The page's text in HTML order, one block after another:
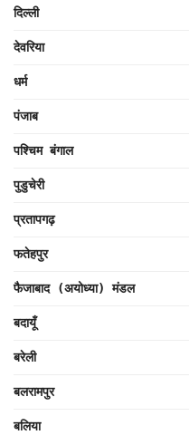
दिल्ली
देवरिया
धर्म
पंजाब
पश्चिम बंगाल
पुडुचेरी
प्रतापगढ़
फतेहपुर
फैजाबाद (अयोध्या) मंडल
बदायूँ
बरेली
बलरामपुर
बलिया